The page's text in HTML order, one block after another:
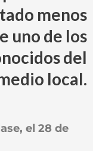
menos
uno de los
del
local.
el 28 de